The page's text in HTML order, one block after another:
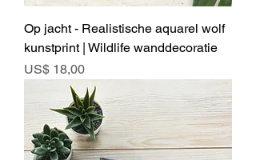
Op jacht - Realistische aquarel wolf
kunstprint | Wildlife wanddecoratie
Prijs
US$ 18,00